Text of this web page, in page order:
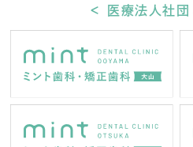
＜ 医療法人社